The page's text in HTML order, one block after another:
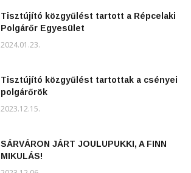
Tisztújító közgyűlést tartott a Répcelaki
Polgárőr Egyesület
2024.01.23.
Tisztújító közgyűlést tartottak a csényei
polgárőrök
2023.12.15.
SÁRVÁRON JÁRT JOULUPUKKI, A FINN
MIKULÁS!